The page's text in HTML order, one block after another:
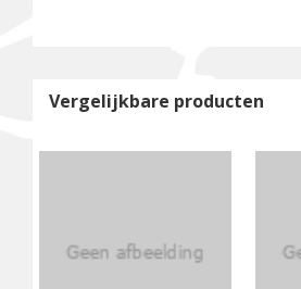
Vergelijkbare producten